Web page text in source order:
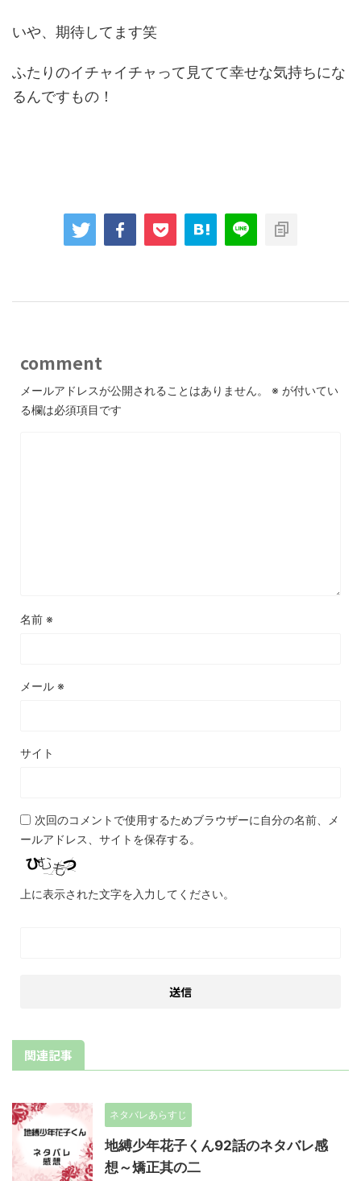
いや、期待してます笑
ふたりのイチャイチャって見てて幸せな気持ちにな
るんですもの！
comment
メールアドレスが公開されることはありません。 ※ が付いてい
る欄は必須項目です
名前 ※
メール ※
サイト
次回のコメントで使用するためブラウザーに自分の名前、メ
ールアドレス、サイトを保存する。
上に表示された文字を入力してください。
関連記事
ネタバレあらすじ
地縛少年花子くん92話のネタバレ感
想～矯正其の二